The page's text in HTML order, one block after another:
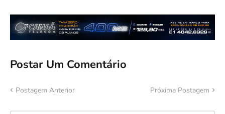
Postar Um Comentário
Postagem Anterior Próxima Postagem